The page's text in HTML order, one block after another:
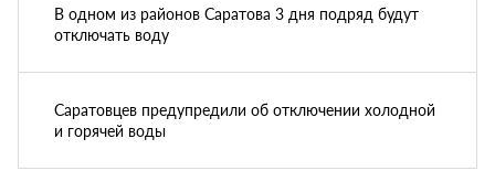
В одном из районов Саратова 3 дня подряд будут
отключать воду
Саратовцев предупредили об отключении холодной
и горячей воды